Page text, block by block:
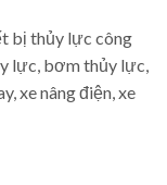
bị thủy lực công
lực, bơm thủy lực,
xe nâng điện, xe